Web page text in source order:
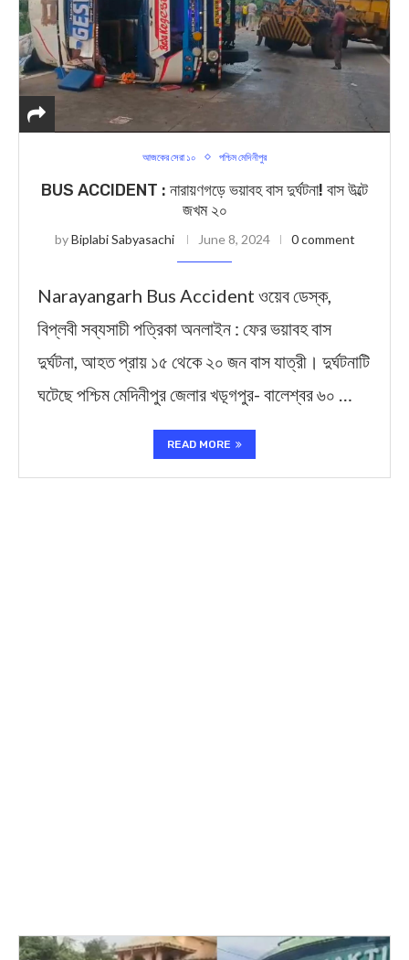
আজকের সেরা ১০ পশ্চিম মেদিনীপুর
BUS ACCIDENT : নারায়ণগড়ে ভয়াবহ বাস দুর্ঘটনা! বাস উল্টে
জখম ২০
byBiplabi Sabyasachi June 8, 2024 0 comment
Narayangarh Bus Accident ওয়েব ডেস্ক,
বিপ্লবী সব্যসাচী পত্রিকা অনলাইন : ফের ভয়াবহ বাস
দুর্ঘটনা, আহত প্রায় ১৫ থেকে ২০ জন বাস যাত্রী। দুর্ঘটনাটি
ঘটেছে পশ্চিম মেদিনীপুর জেলার খড়্গপুর- বালেশ্বর ৬০ …
READ MORE